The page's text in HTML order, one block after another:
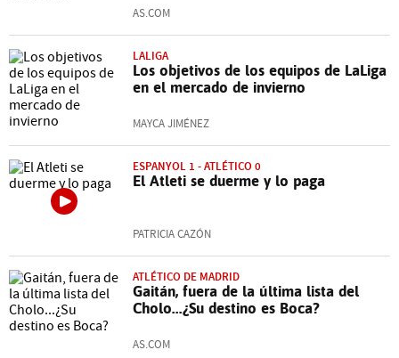
AS.COM
LALIGA
Los objetivos de los equipos de LaLiga
en el mercado de invierno
MAYCA JIMÉNEZ
ESPANYOL 1 - ATLÉTICO 0
El Atleti se duerme y lo paga
PATRICIA CAZÓN
ATLÉTICO DE MADRID
Gaitán, fuera de la última lista del
Cholo...¿Su destino es Boca?
AS.COM